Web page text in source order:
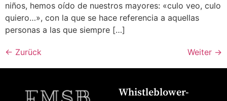
niños, hemos oído de nuestros mayores: «culo veo, culo
quiero…», con la que se hace referencia a aquellas
personas a las que siempre […]
← Zurück Weiter →
Whistleblower-